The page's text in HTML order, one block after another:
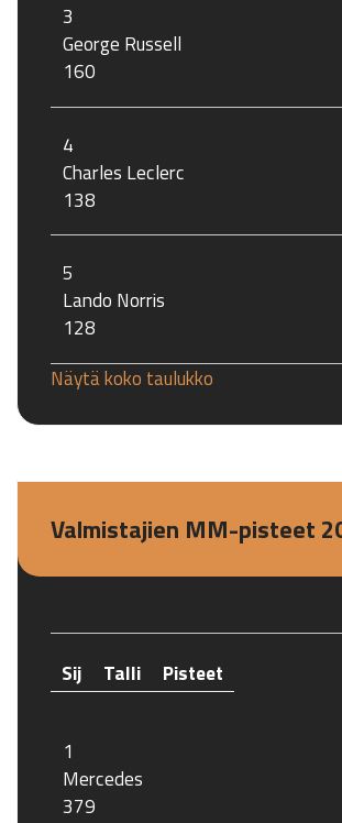
3
George Russell
160
4
Charles Leclerc
138
5
Lando Norris
128
Näytä koko taulukko
Valmistajien MM-pisteet
Sij Talli Pisteet
1
Mercedes
379